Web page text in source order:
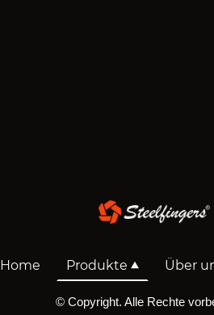
Home Produkte Über
© Copyright. Alle Rechte